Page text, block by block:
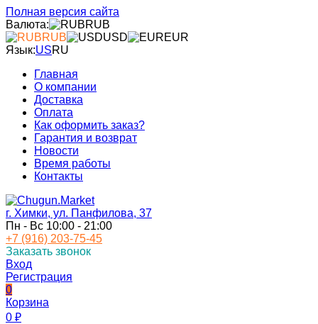
Полная версия сайта
Валюта:
RUB
RUB
USD
EUR
Язык:USRU
Главная
О компании
Доставка
Оплата
Как оформить заказ?
Гарантия и возврат
Новости
Время работы
Контакты
г. Химки, ул. Панфилова, 37
Пн - Вс 10:00 - 21:00
+7 (916) 203-75-45
Заказать звонок
Вход
Регистрация
0
Корзина
0 ₽